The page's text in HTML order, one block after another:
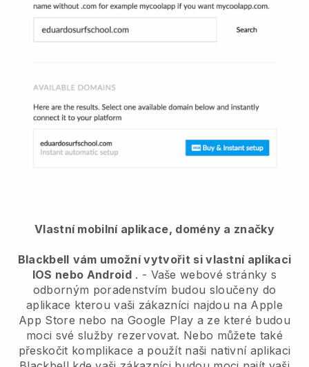
Vlastní mobilní aplikace, domény a značky
Blackbell vám umožní vytvořit si vlastní aplikaci
IOS nebo Android. - Vaše webové stránky s
odborným poradenstvím budou sloučeny do
aplikace kterou vaši zákazníci najdou na Apple
App Store nebo na Google Play a ze které budou
moci své služby rezervovat. Nebo můžete také
přeskočit komplikace a použít naši nativní aplikaci